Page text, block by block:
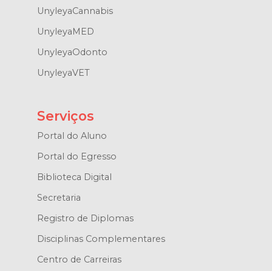
UnyleyaCannabis
UnyleyaMED
UnyleyaOdonto
UnyleyaVET
Serviços
Portal do Aluno
Portal do Egresso
Biblioteca Digital
Secretaria
Registro de Diplomas
Disciplinas Complementares
Centro de Carreiras